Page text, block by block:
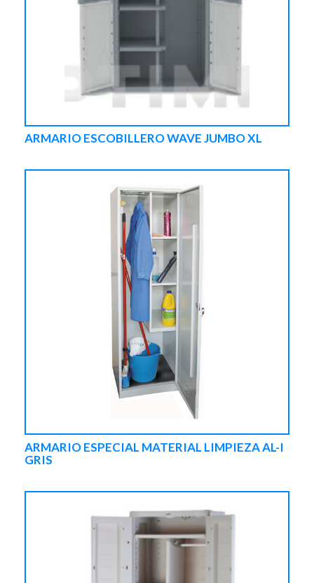
ARMARIO ESCOBILLERO WAVE JUMBO XL
ARMARIO ESPECIAL MATERIAL LIMPIEZA AL-I
GRIS